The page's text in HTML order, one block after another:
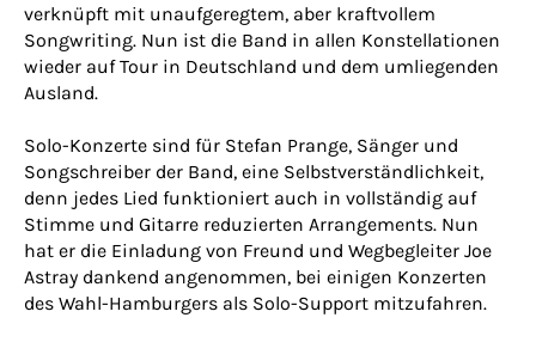
verknüpft mit unaufgeregtem, aber kraftvollem
Songwriting. Nun ist die Band in allen Konstellationen
wieder auf Tour in Deutschland und dem umliegenden
Ausland.
Solo-Konzerte sind für Stefan Prange, Sänger und
Songschreiber der Band, eine Selbstverständlichkeit,
denn jedes Lied funktioniert auch in vollständig auf
Stimme und Gitarre reduzierten Arrangements. Nun
hat er die Einladung von Freund und Wegbegleiter Joe
Astray dankend angenommen, bei einigen Konzerten
des Wahl-Hamburgers als Solo-Support mitzufahren.